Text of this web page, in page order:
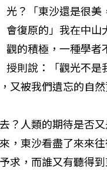
光？「東沙還是很美
會復原的」我在中山
觀的積極，一種學者
授則說：「觀光不是
又被我們遺忘的自然
？人類的期待是否
，東沙看盡了來來
求，而誰又有聽得